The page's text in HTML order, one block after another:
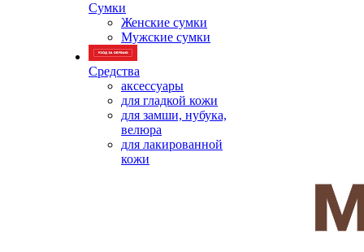
Сумки
Женские сумки
Мужские сумки
Средства
аксессуары
для гладкой кожи
для замши, нубука,
велюра
для лакированной
кожи